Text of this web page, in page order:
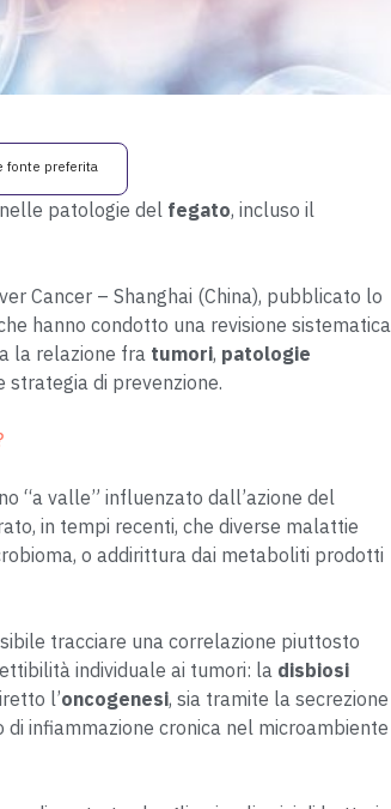
fonte preferita
patologie del fegato, incluso il
Cancer – Shanghai (China), pubblicato lo
hanno condotto una revisione sistematica
la relazione fra tumori, patologie
strategia di prevenzione.
“a valle” influenzato dall’azione del
in tempi recenti, che diverse malattie
o addirittura dai metaboliti prodotti
tracciare una correlazione piuttosto
individuale ai tumori: la disbiosi
l’oncogenesi, sia tramite la secrezione
infiammazione cronica nel microambiente